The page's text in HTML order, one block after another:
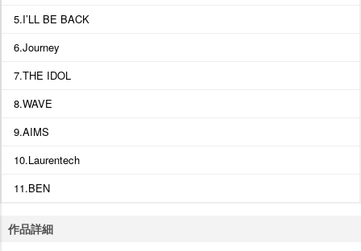
5.I’LL BE BACK
6.Journey
7.THE IDOL
8.WAVE
9.AIMS
10.Laurentech
11.BEN
作品詳細